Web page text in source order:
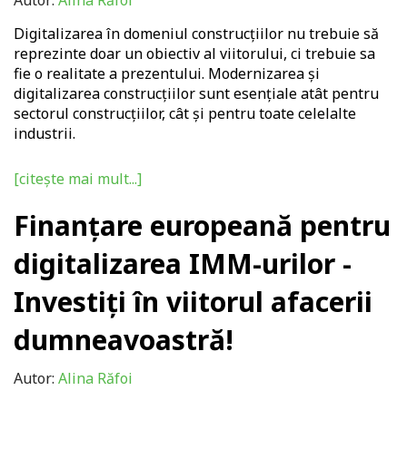
Digitalizarea în domeniul construcțiilor nu trebuie să
reprezinte doar un obiectiv al viitorului, ci trebuie sa
fie o realitate a prezentului. Modernizarea și
digitalizarea construcțiilor sunt esențiale atât pentru
sectorul construcțiilor, cât și pentru toate celelalte
industrii.
[citește mai mult...]
Finanţare europeană pentru
digitalizarea IMM-urilor -
Investiți în viitorul afacerii
dumneavoastră!
Autor: Alina Răfoi